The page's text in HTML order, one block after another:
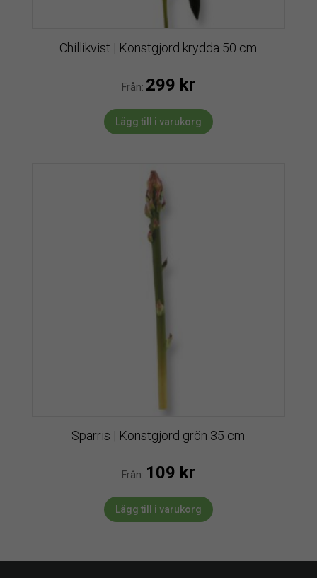
Chillikvist | Konstgjord krydda 50 cm
Från: 299 kr
Lägg till i varukorg
Sparris | Konstgjord grön 35 cm
Från: 109 kr
Lägg till i varukorg